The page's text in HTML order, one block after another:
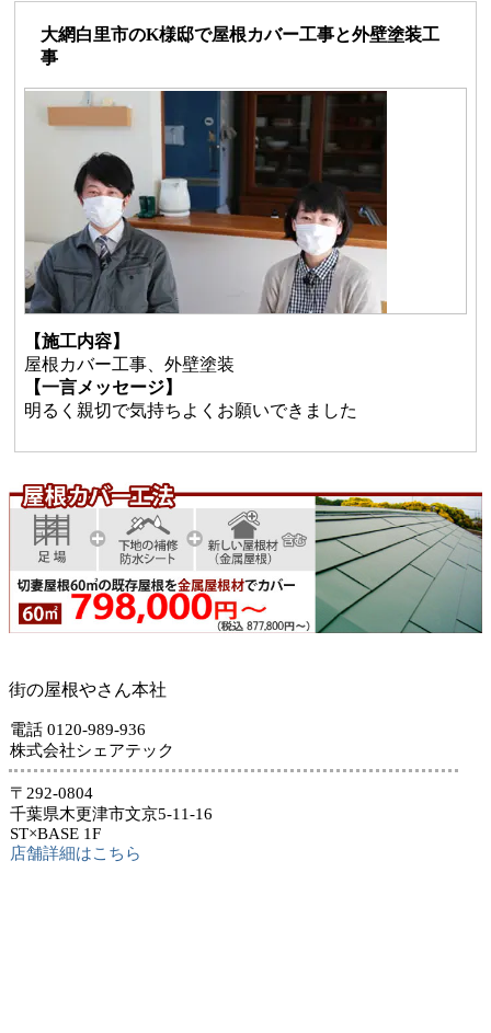
大網白里市のK様邸で屋根カバー工事と外壁塗装工
事
【施工内容】
屋根カバー工事、外壁塗装
【一言メッセージ】
明るく親切で気持ちよくお願いできました
街の屋根やさん本社
電話 0120-989-936
株式会社シェアテック
〒292-0804
千葉県木更津市文京5-11-16
ST×BASE 1F
店舗詳細はこちら